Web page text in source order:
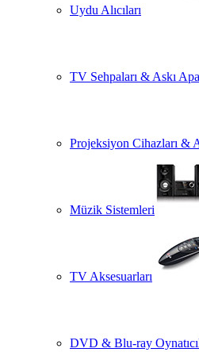
Uydu Alıcıları
TV Sehpaları & Askı
Projeksiyon Cihazları &
Müzik Sistemleri
TV Aksesuarları
DVD & Blu-ray